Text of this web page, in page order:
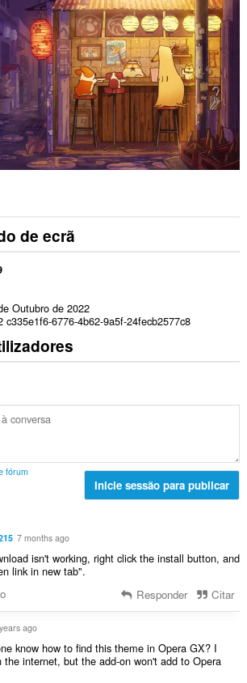
de ecrã
Outubro de 2022
c335e1f6-6776-4b62-9a5f-24fecb2577c8
fórum
Inicie sessão para publicar
7 months ago
isn't working, right click the install button, and
link in new tab".
Responder Citar
ago
know how to find this theme in Opera GX? I
the internet, but the add-on won't add to Opera